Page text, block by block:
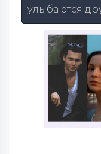
улыбаются